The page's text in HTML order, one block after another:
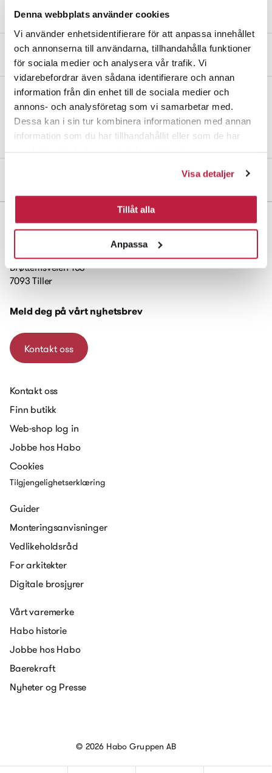
Denna webbplats använder cookies
Vi använder enhetsidentifierare för att anpassa innehållet
och annonserna till användarna, tillhandahålla funktioner
för sociala medier och analysera vår trafik. Vi
vidarebefordrar även sådana identifierare och annan
information från din enhet till de sociala medier och
annons- och analysföretag som vi samarbetar med.
Dessa kan i sin tur kombinera informationen med annan
information som du har tillhandahållit eller som de har
Visa detaljer
Tillåt alla
Anpassa
Produktbeskrivelse
Knappvrider med skilt i messing. Leveres med 2 stk. M5x75 mm
kappeskruer for gjennomgående feste. 2 stk. sylinderskruer 28 mm
og 1 stk. 63 mm medbringer med skive. For dørtykkelse 38–70 mm.
Brøttemsveien 103
7093 Tiller
Meld deg på vårt nyhetsbrev
Kontakt oss
Kontakt oss
Finn butikk
Web-shop log in
Jobbe hos Habo
Cookies
Tilgjengelighetserklæring
Guider
Monteringsanvisninger
Vedlikeholdsråd
For arkitekter
Digitale brosjyrer
Vårt varemerke
Habo historie
Jobbe hos Habo
Baerekraft
Nyheter og Presse
© 2026 Habo Gruppen AB